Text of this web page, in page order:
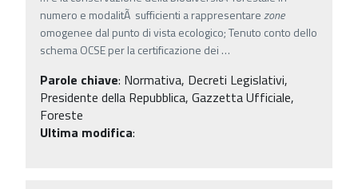
numero e modalitÃ sufficienti a rappresentarezone
omogenee dal punto di vista ecologico; Tenuto conto dello
schema OCSE per la certificazione dei …
Parole chiave: Normativa, Decreti Legislativi,
Presidente della Repubblica, Gazzetta Ufficiale,
Foreste
Ultima modifica: